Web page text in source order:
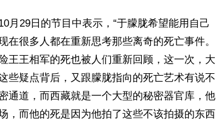
月29日的节目中表示，“于朦胧希望能用自己
很多人都在重新思考那些离奇的死亡事件。
王王相军的死也被人们重新回顾，这一次，大
些疑点背后，又跟朦胧指向的死亡艺术有说不
通道，而西藏就是一个大型的秘密器官库，他
，而他的死是因为他拍了这些不该拍摄的东西